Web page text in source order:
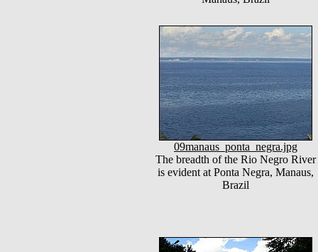
09manaus_ponta_negra.jpg
The breadth of the Rio Negro River
is evident at Ponta Negra, Manaus,
Brazil